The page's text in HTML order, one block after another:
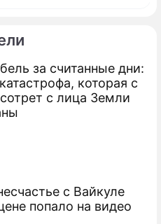
за считанные дни:
которая с
с лица Земли
с Вайкуле
попало на видео